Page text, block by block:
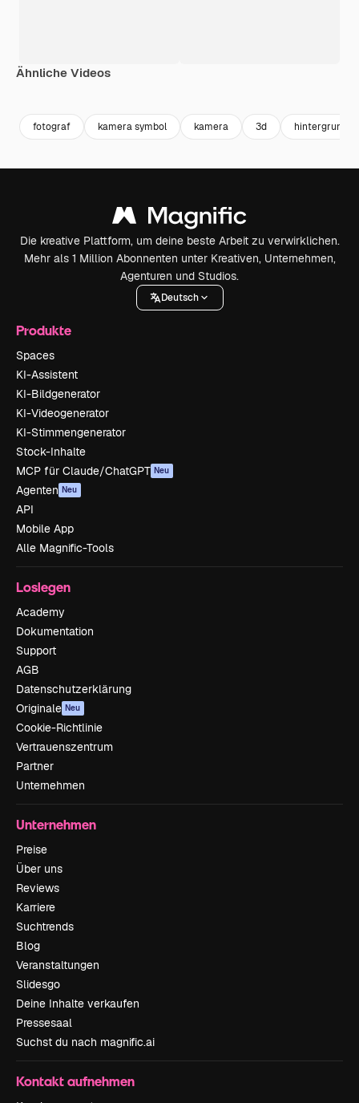
Ähnliche Videos
fotograf kamera symbol kamera 3d hintergrund
Die kreative Plattform, um deine beste Arbeit zu verwirklichen.
Mehr als 1 Million Abonnenten unter Kreativen, Unternehmen,
Agenturen und Studios.
Deutsch
Produkte
Spaces
KI-Assistent
KI-Bildgenerator
KI-Videogenerator
KI-Stimmengenerator
Stock-Inhalte
MCP für Claude/ChatGPT Neu
Agenten Neu
API
Mobile App
Alle Magnific-Tools
Loslegen
Academy
Dokumentation
Support
AGB
Datenschutzerklärung
Originale Neu
Cookie-Richtlinie
Vertrauenszentrum
Partner
Unternehmen
Unternehmen
Preise
Über uns
Reviews
Karriere
Suchtrends
Blog
Veranstaltungen
Slidesgo
Deine Inhalte verkaufen
Pressesaal
Suchst du nach magnific.ai
Kontakt aufnehmen